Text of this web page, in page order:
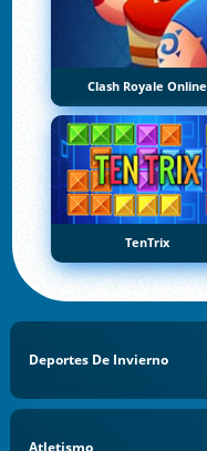
Clash Royale Online
TenTrix
Deportes De Invierno
Atletismo